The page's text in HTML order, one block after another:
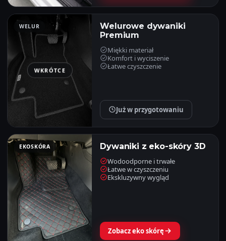
WELUR
WKRÓTCE
Welurowe dywaniki
Premium
Miękki materiał
Komfort i wyciszenie
Łatwe czyszczenie
Już w przygotowaniu
EKOSKÓRA Dywaniki z eko-skóry 3D
Wodoodporne i trwałe
Łatwe w czyszczeniu
Ekskluzywny wygląd
Zobacz eko skórę